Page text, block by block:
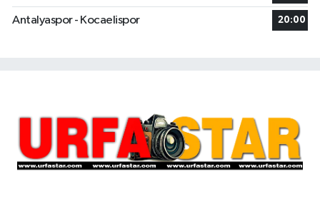
Antalyaspor - Kocaelispor 20:00